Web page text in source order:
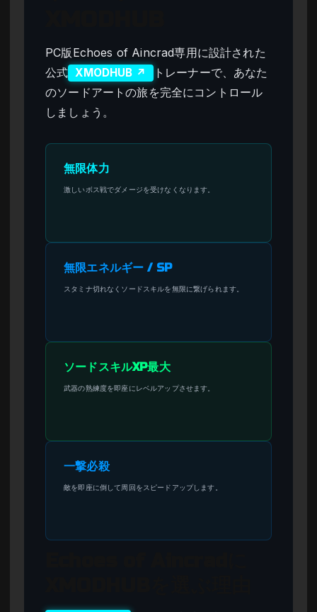
PC版Echoes of Aincrad専用に設計された
公式 XMODHUB ↗
トレーナーで、あなた
のソードアートの旅を完全にコントロール
しましょう。
無限体力
激しいボス戦でダメージを受けなくなります。
無限エネルギー / SP
スタミナ切れなくソードスキルを無限に繋げられます。
ソードスキルXP最大
武器の熟練度を即座にレベルアップさせます。
一撃必殺
敵を即座に倒して周回をスピードアップします。